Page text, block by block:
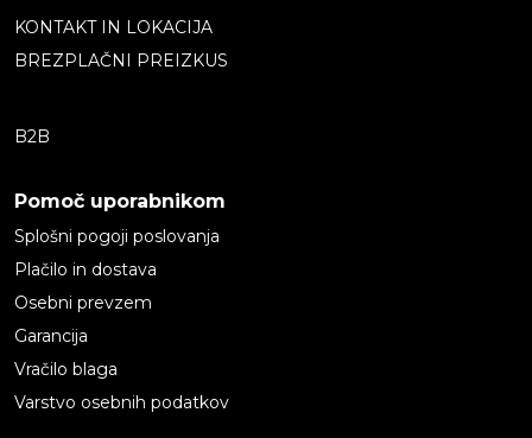
KONTAKT IN LOKACIJA
BREZPLAČNI PREIZKUS
B2B
Pomoč uporabnikom
Splošni pogoji poslovanja
Plačilo in dostava
Osebni prevzem
Garancija
Vračilo blaga
Varstvo osebnih podatkov